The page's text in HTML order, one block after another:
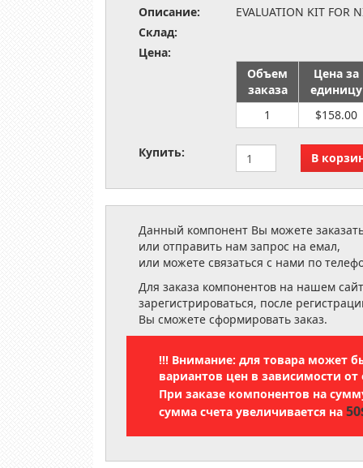
Описание:
EVALUATION KIT FOR
Склад:
Цена:
Объем
заказа
Цена за
единицу
1
$158.00
Купить:
Данный компонент Вы можете
или отправить нам запрос на емал,
или можете связаться с нами по
Для заказа компонентов на нашем
зарегистрироваться, после
Вы сможете сформировать заказ.
!!! Внимание: для товара может
вариантов цен в зависимости от
При заказе компонентов на
сумма счета увеличивается на